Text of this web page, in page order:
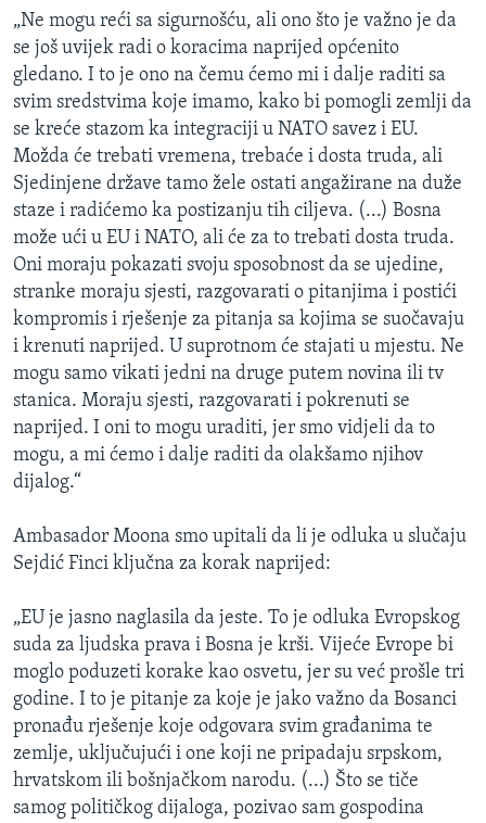
„Ne mogu reći sa sigurnošću, ali ono što je važno je da
se još uvijek radi o koracima naprijed općenito
gledano. I to je ono na čemu ćemo mi i dalje raditi sa
svim sredstvima koje imamo, kako bi pomogli zemlji da
se kreće stazom ka integraciji u NATO savez i EU.
Možda će trebati vremena, trebaće i dosta truda, ali
Sjedinjene države tamo žele ostati angažirane na duže
staze i radićemo ka postizanju tih ciljeva. (...) Bosna
može ući u EU i NATO, ali će za to trebati dosta truda.
Oni moraju pokazati svoju sposobnost da se ujedine,
stranke moraju sjesti, razgovarati o pitanjima i postići
kompromis i rješenje za pitanja sa kojima se suočavaju
i krenuti naprijed. U suprotnom će stajati u mjestu. Ne
mogu samo vikati jedni na druge putem novina ili tv
stanica. Moraju sjesti, razgovarati i pokrenuti se
naprijed. I oni to mogu uraditi, jer smo vidjeli da to
mogu, a mi ćemo i dalje raditi da olakšamo njihov
dijalog.“
Ambasador Moona smo upitali da li je odluka u slučaju
Sejdić Finci ključna za korak naprijed:
„EU je jasno naglasila da jeste. To je odluka Evropskog
suda za ljudska prava i Bosna je krši. Vijeće Evrope bi
moglo poduzeti korake kao osvetu, jer su već prošle tri
godine. I to je pitanje za koje je jako važno da Bosanci
pronađu rješenje koje odgovara svim građanima te
zemlje, uključujući i one koji ne pripadaju srpskom,
hrvatskom ili bošnjačkom narodu. (...) Što se tiče
samog političkog dijaloga, pozivao sam gospodina